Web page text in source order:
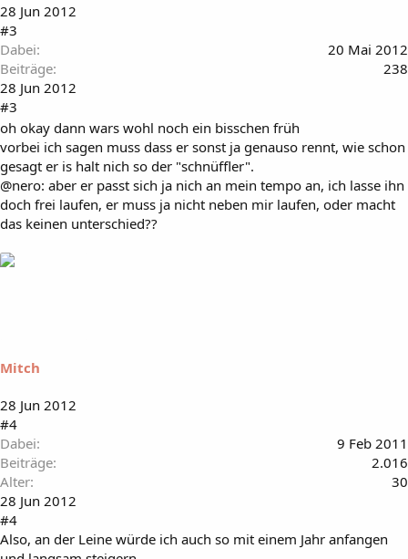
28 Jun 2012
#3
Dabei
20 Mai 2012
Beiträge
238
28 Jun 2012
#3
oh okay dann wars wohl noch ein bisschen früh
vorbei ich sagen muss dass er sonst ja genauso rennt, wie schon
gesagt er is halt nich so der "schnüffler".
@nero: aber er passt sich ja nich an mein tempo an, ich lasse ihn
doch frei laufen, er muss ja nicht neben mir laufen, oder macht
das keinen unterschied??
Mitch
28 Jun 2012
#4
Dabei
9 Feb 2011
Beiträge
2.016
Alter
30
28 Jun 2012
#4
Also, an der Leine würde ich auch so mit einem Jahr anfangen